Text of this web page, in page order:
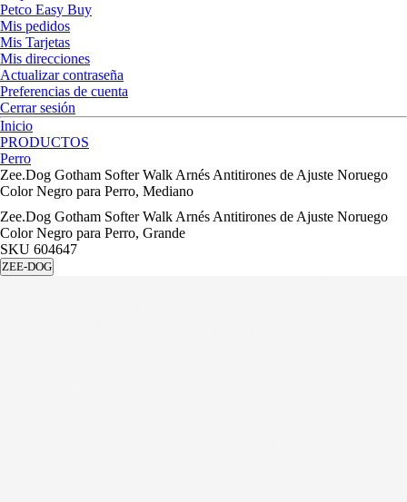
Petco Easy Buy
Mis pedidos
Mis Tarjetas
Mis direcciones
Actualizar contraseña
Preferencias de cuenta
Cerrar sesión
Inicio
PRODUCTOS
Perro
Zee.Dog Gotham Softer Walk Arnés Antitirones de Ajuste Noruego
Color Negro para Perro, Mediano
Zee.Dog Gotham Softer Walk Arnés Antitirones de Ajuste Noruego
Color Negro para Perro, Grande
SKU 604647
ZEE-DOG